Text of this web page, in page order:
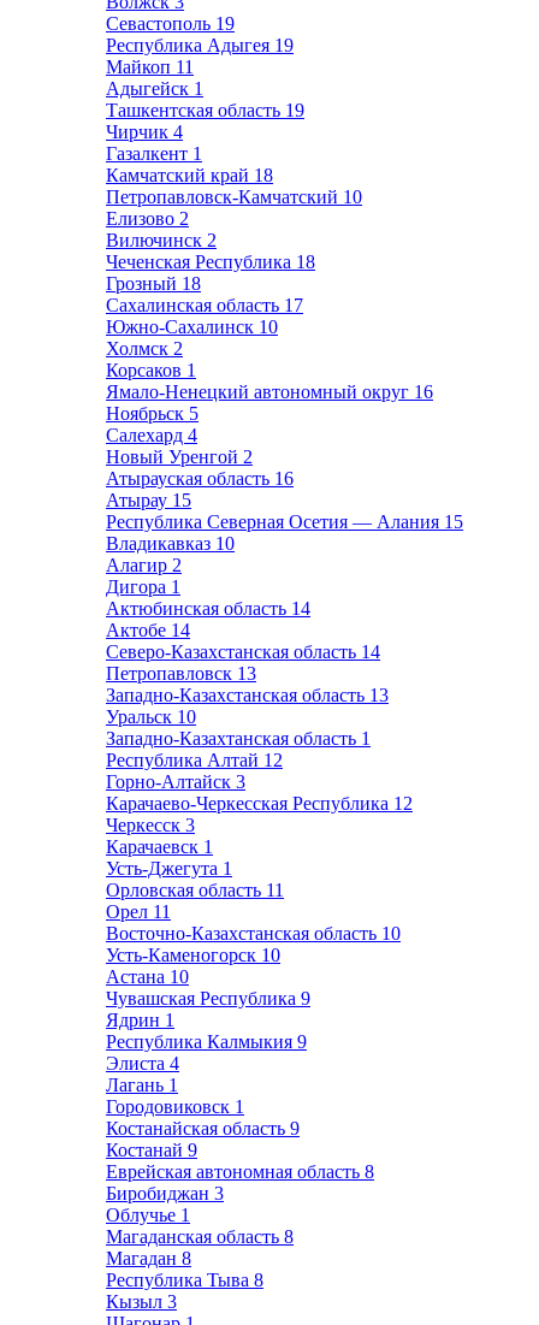
Севастополь 19
Республика Адыгея 19
Майкоп 11
Адыгейск 1
Ташкентская область 19
Чирчик 4
Газалкент 1
Камчатский край 18
Петропавловск-Камчатский 10
Елизово 2
Вилючинск 2
Чеченская Республика 18
Грозный 18
Сахалинская область 17
Южно-Сахалинск 10
Холмск 2
Корсаков 1
Ямало-Ненецкий автономный округ 16
Ноябрьск 5
Салехард 4
Новый Уренгой 2
Атырауская область 16
Атырау 15
Республика Северная Осетия — Алания 15
Владикавказ 10
Алагир 2
Дигора 1
Актюбинская область 14
Актобе 14
Северо-Казахстанская область 14
Петропавловск 13
Западно-Казахстанская область 13
Уральск 10
Западно-Казахтанская область 1
Республика Алтай 12
Горно-Алтайск 3
Карачаево-Черкесская Республика 12
Черкесск 3
Карачаевск 1
Усть-Джегута 1
Орловская область 11
Орел 11
Восточно-Казахстанская область 10
Усть-Каменогорск 10
Астана 10
Чувашская Республика 9
Ядрин 1
Республика Калмыкия 9
Элиста 4
Лагань 1
Городовиковск 1
Костанайская область 9
Костанай 9
Еврейская автономная область 8
Биробиджан 3
Облучье 1
Магаданская область 8
Магадан 8
Республика Тыва 8
Кызыл 3